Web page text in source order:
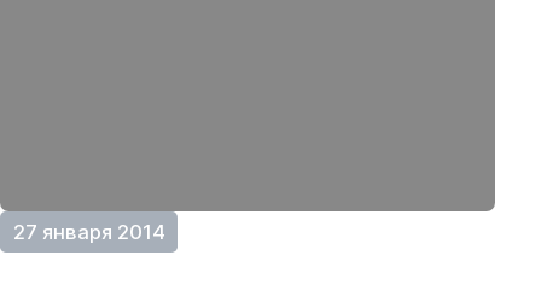
27 января 2014